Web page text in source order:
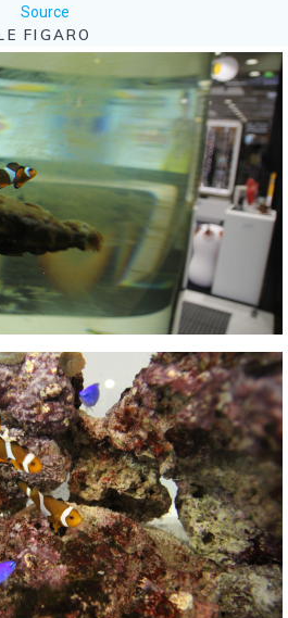
Source
FIGARO